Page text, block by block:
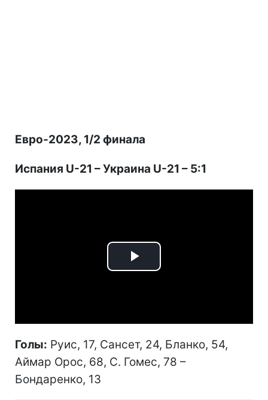
Евро-2023, 1/2 финала
Испания U-21 – Украина U-21 – 5:1
Play
Голы: Руис, 17, Сансет, 24, Бланко, 54,
Аймар Орос, 68, С. Гомес, 78 –
Бондаренко, 13